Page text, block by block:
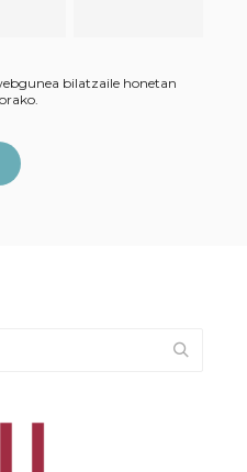
bilatzaile honetan